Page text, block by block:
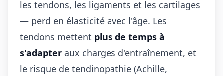
les tendons, les ligaments et les cartilages
— perd en élasticité avec l'âge. Les
tendons mettent plus de temps à
s'adapter aux charges d'entraînement, et
le risque de tendinopathie (Achille,